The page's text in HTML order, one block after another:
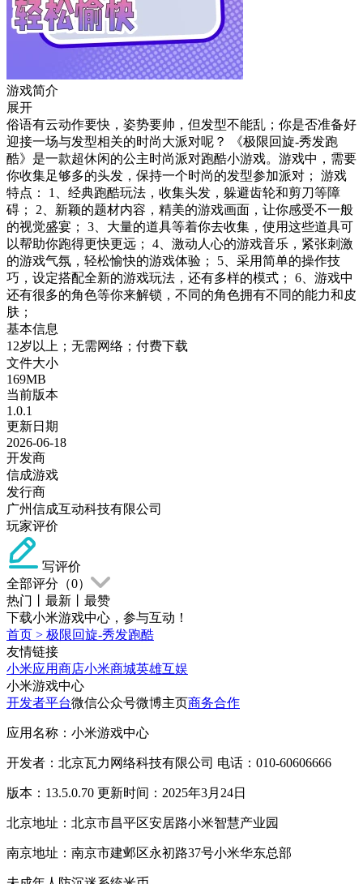
游戏简介
展开
俗语有云动作要快，姿势要帅，但发型不能乱；你是否准备好
迎接一场与发型相关的时尚大派对呢？ 《极限回旋-秀发跑
酷》是一款超休闲的公主时尚派对跑酷小游戏。游戏中，需要
你收集足够多的头发，保持一个时尚的发型参加派对； 游戏
特点： 1、经典跑酷玩法，收集头发，躲避齿轮和剪刀等障
碍； 2、新颖的题材内容，精美的游戏画面，让你感受不一般
的视觉盛宴； 3、大量的道具等着你去收集，使用这些道具可
以帮助你跑得更快更远； 4、激动人心的游戏音乐，紧张刺激
的游戏气氛，轻松愉快的游戏体验； 5、采用简单的操作技
巧，设定搭配全新的游戏玩法，还有多样的模式； 6、游戏中
还有很多的角色等你来解锁，不同的角色拥有不同的能力和皮
肤；
基本信息
12岁以上；无需网络；付费下载
文件大小
169MB
当前版本
1.0.1
更新日期
2026-06-18
开发商
信成游戏
发行商
广州信成互动科技有限公司
玩家评价
写评价
全部评分（0）
热门
最新
最赞
下载小米游戏中心，参与互动！
首页 > 极限回旋-秀发跑酷
友情链接
小米应用商店小米商城英雄互娱
小米游戏中心
开发者平台微信公众号微博主页商务合作
应用名称：小米游戏中心
开发者：北京瓦力网络科技有限公司 电话：010-60606666
版本：13.5.0.70 更新时间：2025年3月24日
北京地址：北京市昌平区安居路小米智慧产业园
南京地址：南京市建邺区永初路37号小米华东总部